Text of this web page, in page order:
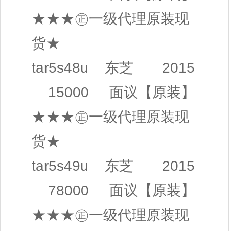
★★★㊣一级代理原装现
货★
tar5s48u 东芝 2015
15000 面议 【原装】
★★★㊣一级代理原装现
货★
tar5s49u 东芝 2015
78000 面议 【原装】
★★★㊣一级代理原装现